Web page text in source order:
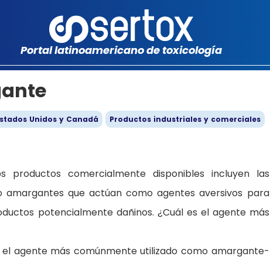
Portal latinoamericano de toxicología
Unidos y Canadá Productos industriales y comerciales
productos comercialmente disponibles incluyen las
amargantes que actúan como agentes aversivos para
potencialmente dañinos. ¿Cuál es el agente más
agente más comúnmente utilizado como amargante-